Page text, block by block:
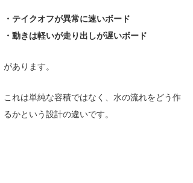
・テイクオフが異常に速いボード
・動きは軽いが走り出しが遅いボード
があります。
これは単純な容積ではなく、水の流れをどう作
るかという設計の違いです。